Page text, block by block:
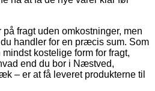
på fragt uden omkostninger, men
handler for en præcis sum. Som
kostelige form for fragt,
end du bor i Næstved,
– er at få leveret produkterne til